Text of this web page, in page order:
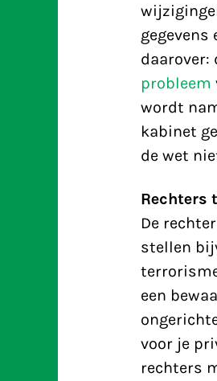
daarover:
probleem
wordt
kabinet
de wet
Rechters
De
stellen
een
voor je
rechters